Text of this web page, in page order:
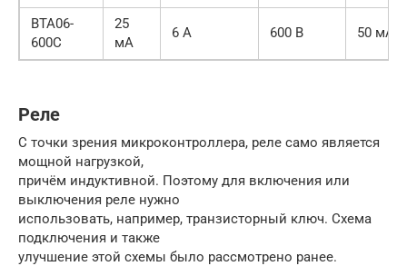
BTA06-
600C
25
мА
6 А 600 В 50 мА
Реле
С точки зрения микроконтроллера, реле само является
мощной нагрузкой,
причём индуктивной. Поэтому для включения или
выключения реле нужно
использовать, например, транзисторный ключ. Схема
подключения и также
улучшение этой схемы было рассмотрено ранее.